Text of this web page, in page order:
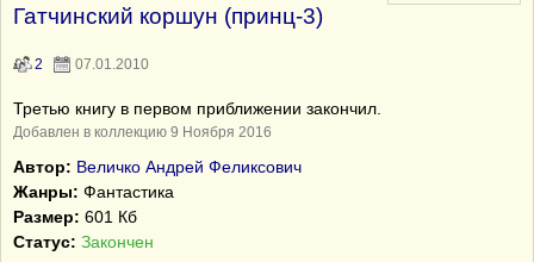
Гатчинский коршун (принц-3)
2 07.01.2010
Третью книгу в первом приближении закончил.
Добавлен в коллекцию 9 Ноября 2016
Автор: Величко Андрей Феликсович
Жанры: Фантастика
Размер: 601 Кб
Статус: Закончен